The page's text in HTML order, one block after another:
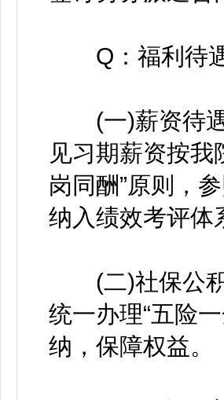
Q：福利待
(一)薪资待遇
见习期薪资按
岗同酬”原则，
纳入绩效考评体
(二)社保公积
统一办理“五险
纳，保障权益。